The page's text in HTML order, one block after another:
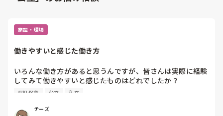
施設・環境
働きやすいと感じた働き方
いろんな働き方があると思うんですが、皆さんは実際に経験
してみて働きやすいと感じたものはどれでしたか？
公立・認可・企業・シッター・病児保育など、できる範囲で
理由もあわせて聞かせてもらえると参考になります。
病児保育 公立 私立
チーズ